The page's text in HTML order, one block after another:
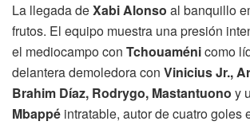
La llegada deXabi Alonso al banquillo
frutos. El equipo muestra una presión
el mediocampo con Tchouaménicomo
delantera demoledora con Vinicius Jr.,
Brahim Díaz, Rodrygo, Mastantuono y
Mbappé intratable, autor de cuatro goles